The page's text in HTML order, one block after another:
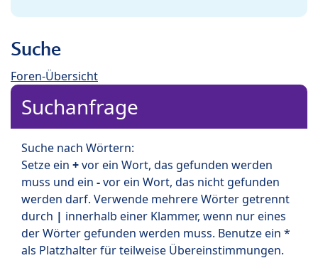
Suche
Foren-Übersicht
Suchanfrage
Suche nach Wörtern:
Setze ein +vor ein Wort, das gefunden werden
muss und ein -vor ein Wort, das nicht gefunden
werden darf. Verwende mehrere Wörter getrennt
durch | innerhalb einer Klammer, wenn nur eines
der Wörter gefunden werden muss. Benutze ein *
als Platzhalter für teilweise Übereinstimmungen.